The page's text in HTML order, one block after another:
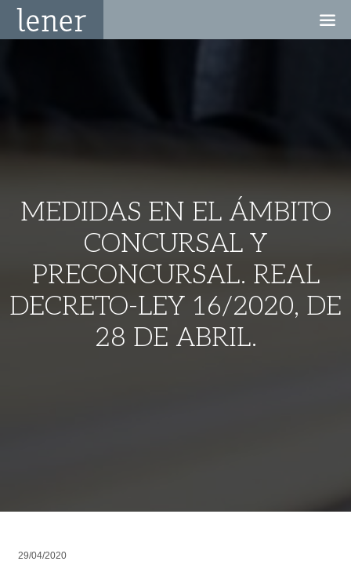
MEDIDAS EN EL ÁMBITO
CONCURSAL Y
PRECONCURSAL. REAL
DECRETO-LEY 16/2020, DE
28 DE ABRIL.
29/04/2020